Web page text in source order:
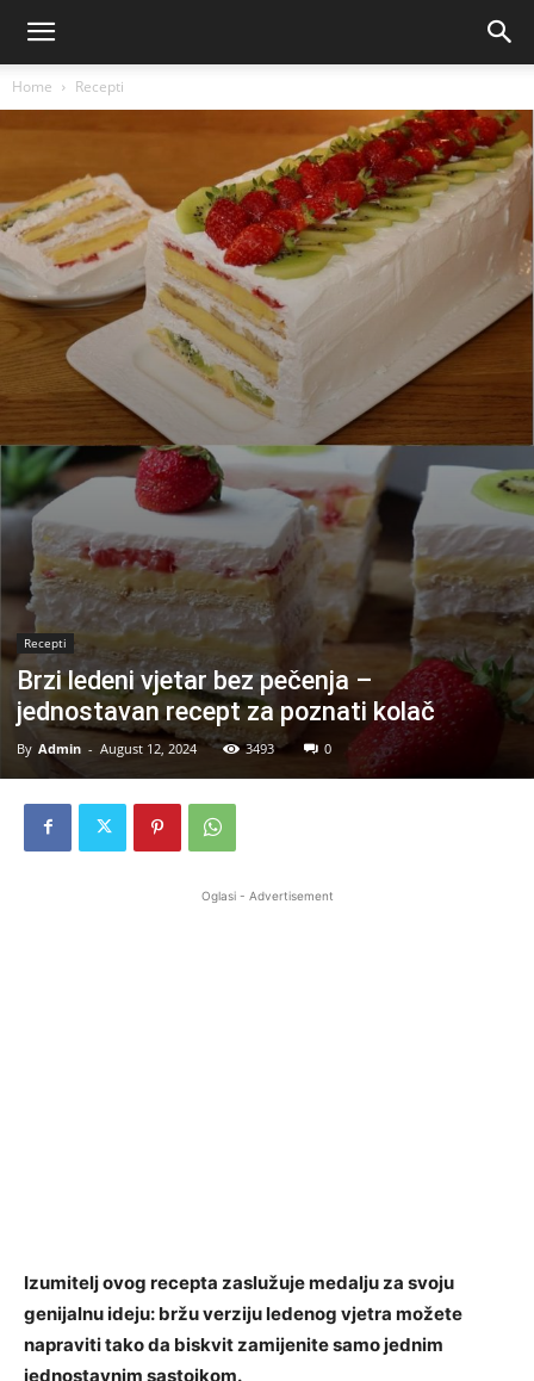
Home Recepti
Recepti
Brzi ledeni vjetar bez pečenja –
jednostavan recept za poznati kolač
By Admin - August 12, 2024 3493 0
Oglasi - Advertisement
Izumitelj ovog recepta zaslužuje medalju za svoju
genijalnu ideju: bržu verziju ledenog vjetra možete
napraviti tako da biskvit zamijenite samo jednim
jednostavnim sastojkom.